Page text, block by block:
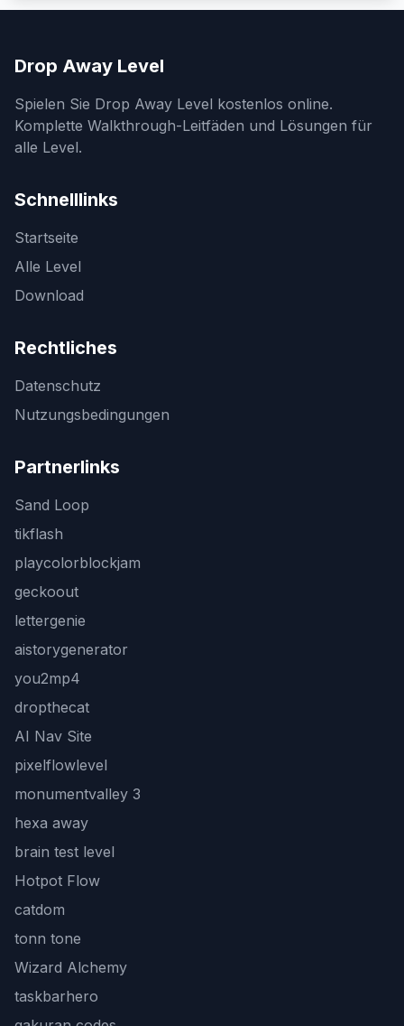
Drop Away Level
Spielen Sie Drop Away Level kostenlos online.
Komplette Walkthrough-Leitfäden und Lösungen für
alle Level.
Schnelllinks
Startseite
Alle Level
Download
Rechtliches
Datenschutz
Nutzungsbedingungen
Partnerlinks
Sand Loop
tikflash
playcolorblockjam
geckoout
lettergenie
aistorygenerator
you2mp4
dropthecat
AI Nav Site
pixelflowlevel
monumentvalley 3
hexa away
brain test level
Hotpot Flow
catdom
tonn tone
Wizard Alchemy
taskbarhero